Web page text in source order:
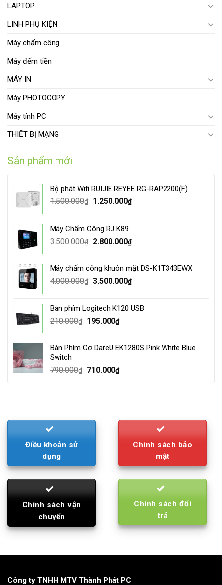
LAPTOP
LINH PHỤ KIỆN
Máy chấm công
Máy đếm tiền
MÁY IN
Máy PHOTOCOPY
Máy tính PC
THIẾT BỊ MẠNG
Sản phẩm mới
Bộ phát Wifi RUIJIE REYEE RG-RAP2200(F)
1.500.000₫
Original
1.500.000₫.
1.250.000₫Current
Máy Chấm Công RJ K89
3.500.000₫
Original
3.500.000₫.
2.800.000₫Current
2.800.000₫.
Máy chấm công khuôn mặt DS-K1T343EWX
4.000.000₫ Original
4.000.000₫.
3.500.000₫Current
3.500.000₫.
Bàn phím Logitech K120 USB
210.000₫
Original
210.000₫.
195.000₫Current
195.000₫.
Bàn Phím Cơ DareU EK1280S Pink White Blue
Switch
790.000₫
Original
710.000₫Current
Điều khoản sử
dụng
Chính sách bảo
mật
Chính sách vận
chuyển
Chính sách đổi
trả
Công ty TNHH MTV Thành Phát PC